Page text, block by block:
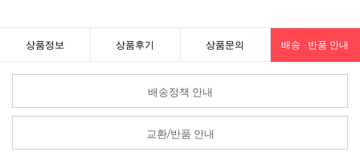
상품정보 상품후기 상품문의 배송 · 반품 안내
배송정책 안내
교환/반품 안내